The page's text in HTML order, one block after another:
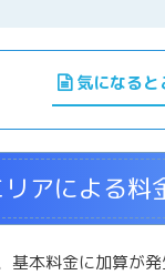
気になる
アによる料
基本料金に加算が発